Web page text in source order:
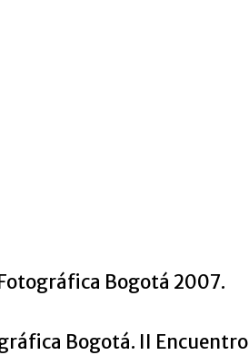
Bogotá 2007.
Bogotá. II Encuentro